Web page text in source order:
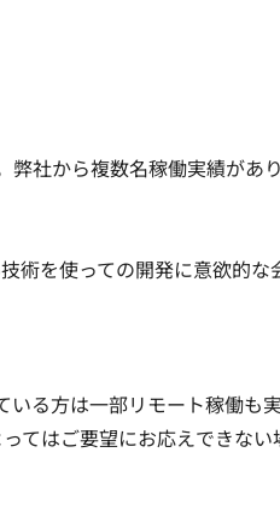
社から複数名稼働実績があ
を使っての開発に意欲的な
る方は一部リモート稼働も
はご要望にお応えできない